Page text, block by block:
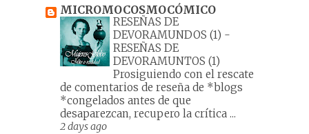
MICROMOCOSMOCÓMICO
RESEÑAS DE
DEVORAMUNDOS (1) -
RESEÑAS DE
DEVORAMUNTOS (1)
Prosiguiendo con el rescate
de comentarios de reseña de *blogs
*congelados antes de que
desaparezcan, recupero la crítica ...
2 days ago